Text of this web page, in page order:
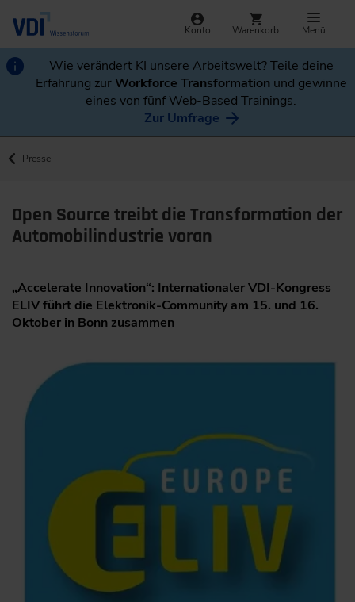
Konto Warenkorb Menü
Wie verändert KI unsere Arbeitswelt? Teile deine
Erfahrung zurWorkforce Transformation und gewinne
eines von fünf Web-Based Trainings.
Zur Umfrage
Presse
Open Source treibt die Transformation der
Automobilindustrie voran
„Accelerate Innovation“: Internationaler VDI-Kongress
ELIV führt die Elektronik-Community am 15. und 16.
Oktober in Bonn zusammen